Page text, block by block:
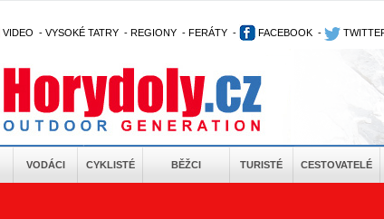
VIDEO - VYSOKÉ TATRY - REGIONY - FERÁTY - FACEBOOK -
VODÁCI CYKLISTÉ BĚŽCI TURISTÉ CESTOVATELÉ